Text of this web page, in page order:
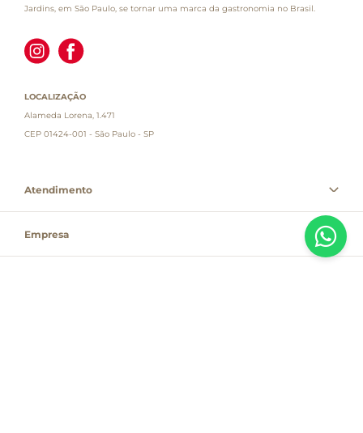
Jardins, em São Paulo, se tornar uma marca da gastronomia no Brasil.
LOCALIZAÇÃO
Alameda Lorena, 1.471
CEP 01424-001 - São Paulo - SP
Atendimento
Empresa